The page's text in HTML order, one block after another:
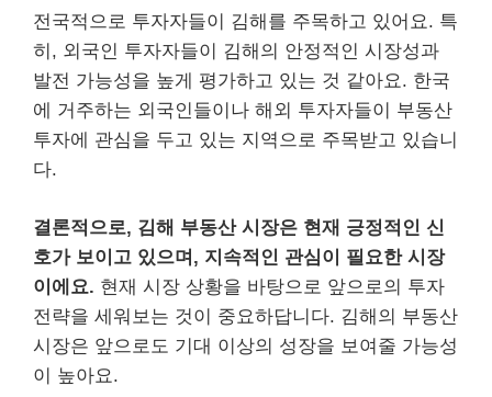
전국적으로 투자자들이 김해를 주목하고 있어요. 특
히, 외국인 투자자들이 김해의 안정적인 시장성과
발전 가능성을 높게 평가하고 있는 것 같아요. 한국
에 거주하는 외국인들이나 해외 투자자들이 부동산
투자에 관심을 두고 있는 지역으로 주목받고 있습니
다.
결론적으로, 김해 부동산 시장은 현재 긍정적인 신
호가 보이고 있으며, 지속적인 관심이 필요한 시장
이에요. 현재 시장 상황을 바탕으로 앞으로의 투자
전략을 세워보는 것이 중요하답니다. 김해의 부동산
시장은 앞으로도 기대 이상의 성장을 보여줄 가능성
이 높아요.